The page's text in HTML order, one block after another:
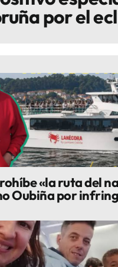
por el
«la ruta del
Oubiña por